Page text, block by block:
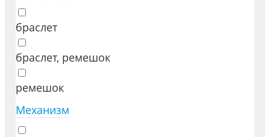
браслет
браслет, ремешок
ремешок
Механизм